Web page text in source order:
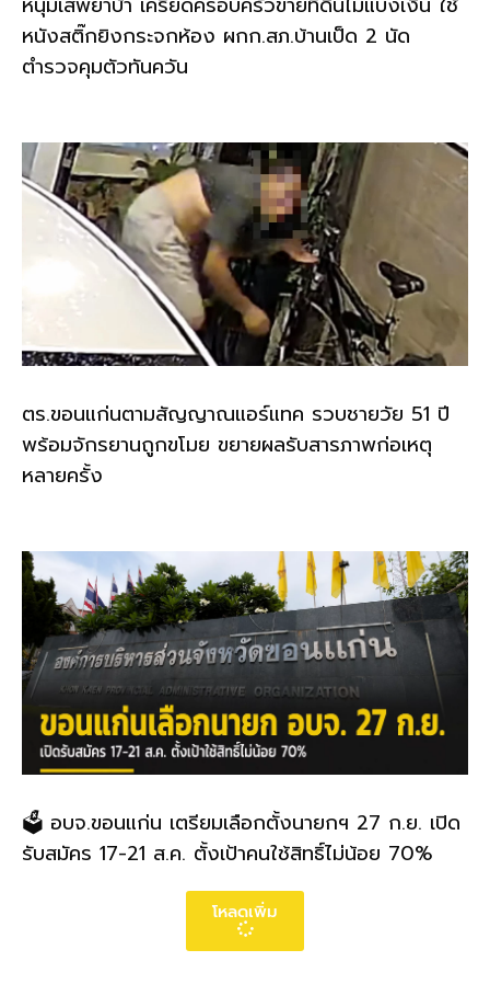
หนังสติ๊กยิงกระจกห้อง ผกก.สภ.บ้านเป็ด 2 นัด
ตำรวจคุมตัวทันควัน
ตร.ขอนแก่นตามสัญญาณแอร์แทค รวบชายวัย 51 ปี
พร้อมจักรยานถูกขโมย ขยายผลรับสารภาพก่อเหตุ
หลายครั้ง
🗳️ อบจ.ขอนแก่น เตรียมเลือกตั้งนายกฯ 27 ก.ย. เปิด
รับสมัคร 17-21 ส.ค. ตั้งเป้าคนใช้สิทธิ์ไม่น้อย 70%
โหลดเพิ่ม